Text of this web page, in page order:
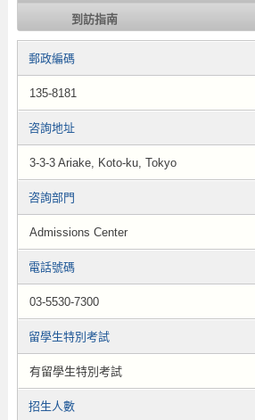
到訪指南
郵政編碼
135-8181
咨詢地址
3-3-3 Ariake, Koto-ku, Tokyo
咨詢部門
Admissions Center
電話號碼
03-5530-7300
留學生特別考試
有留學生特別考試
招生人數